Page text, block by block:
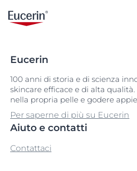
Eucerin
100 anni di storia e di scienza
skincare efficace e di alta
nella propria pelle e godere
Per saperne di più su Eucerin
Aiuto e contatti
Contattaci